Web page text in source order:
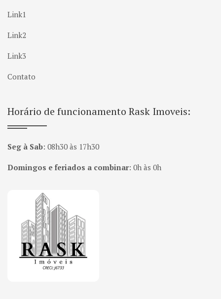
Link1
Link2
Link3
Contato
Horário de funcionamento Rask Imoveis:
Seg à Sab: 08h30 às 17h30
Domingos e feriados a combinar: 0h às 0h
Página inicial